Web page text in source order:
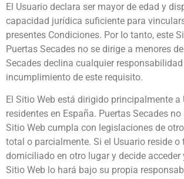
El Usuario declara ser mayor de edad y
capacidad jurídica suficiente para
presentes Condiciones. Por lo tanto, este
Puertas Secades no se dirige a menores
Secades declina cualquier
incumplimiento de este requisito.
El Sitio Web está dirigido principalmente a
residentes en España. Puertas Secades no
Sitio Web cumpla con legislaciones de
total o parcialmente. Si el Usuario reside o
domiciliado en otro lugar y decide acceder
Sitio Web lo hará bajo su propia